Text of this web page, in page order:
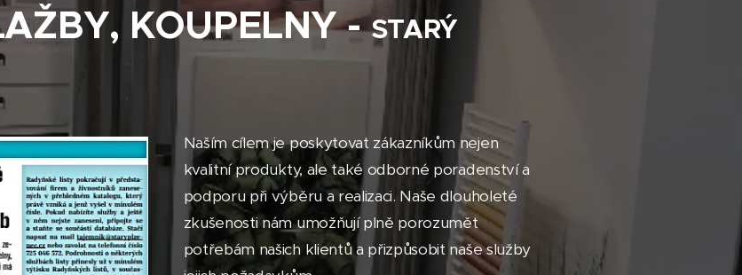
KOUPELNY -STARÝ
Naším cílem je poskytovat zákazníkům nejen
kvalitní produkty, ale také odborné poradenství a
podporu při výběru a realizaci. Naše dlouholeté
zkušenosti nám umožňují plně porozumět
potřebám našich klientů a přizpůsobit naše služby